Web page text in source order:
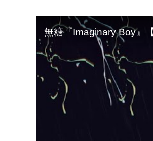
無糖『Imaginary Boy』